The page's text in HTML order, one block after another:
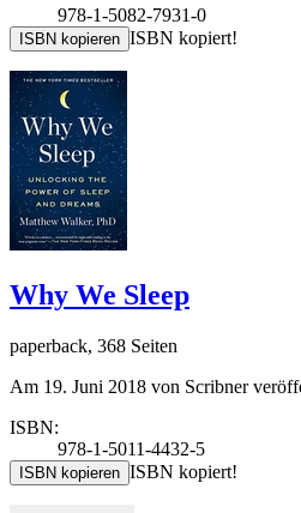
978-1-5082-7931-0
ISBN kopieren ISBN kopiert!
Why We Sleep
paperback, 368 Seiten
Am 19. Juni 2018 von Scribner
ISBN:
978-1-5011-4432-5
ISBN kopieren ISBN kopiert!